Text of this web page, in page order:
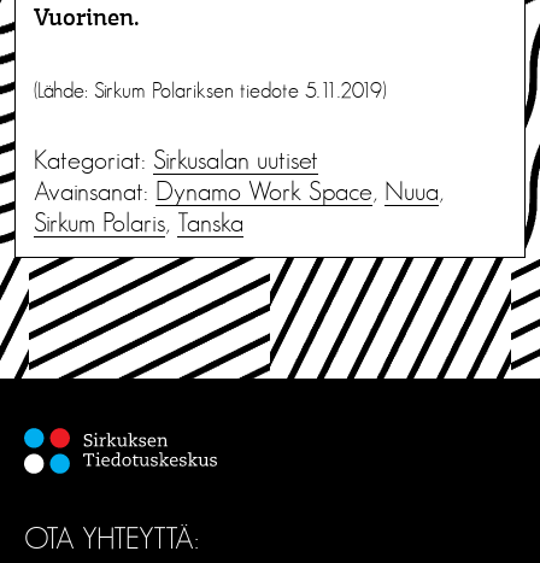
Vuorinen.
(Lähde: Sirkum Polariksen tiedote 5.11.2019)
Kategoriat: Sirkusalan uutiset
Avainsanat: Dynamo Work Space, Nuua,
Sirkum Polaris, Tanska
OTA YHTEYTTÄ: